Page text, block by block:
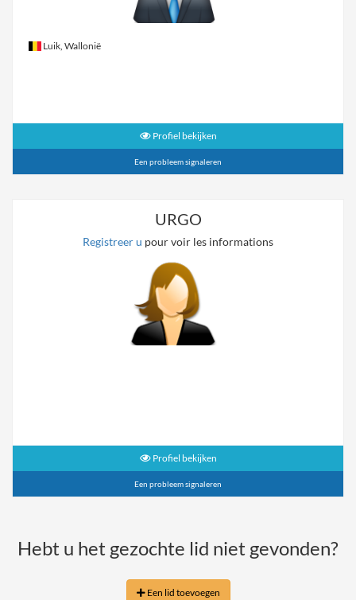
Luik, Wallonië
Profiel bekijken
Een probleem signaleren
URGO
Registreer u pour voir les informations
Profiel bekijken
Een probleem signaleren
Hebt u het gezochte lid niet gevonden?
Een lid toevoegen